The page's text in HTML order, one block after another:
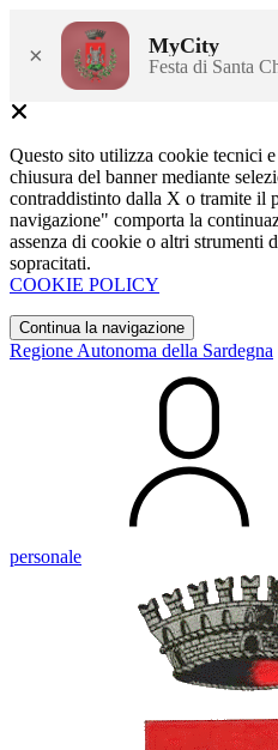
× MyCity
Festa di Santa
Questo sito utilizza cookie tecnici
chiusura del banner mediante
contraddistinto dalla X o tramite il
navigazione" comporta la
assenza di cookie o altri strumenti
sopracitati.
COOKIE POLICY
Continua la navigazione
Regione Autonoma della Sardegna
personale